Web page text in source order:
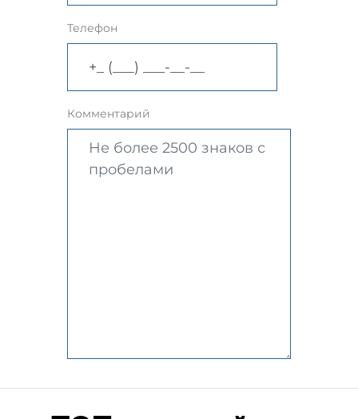
Телефон
Комментарий